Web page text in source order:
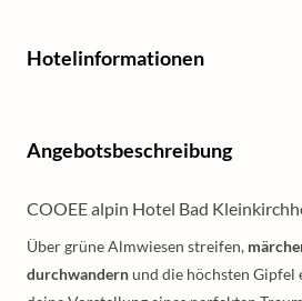
Hotelinformationen
Angebotsbeschreibung
COOEE alpin Hotel Bad
Über grüne Almwiesen streifen,
durchwandernund die höchsten Gipfel